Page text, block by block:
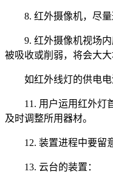
8. 红外摄像机，尽
9. 红外摄像机视场
被吸收或削弱，将会大
如红外线灯的供电
11. 用户运用红外灯
及时调整所用器材。
12. 装置进程中要留
13. 云台的装置：